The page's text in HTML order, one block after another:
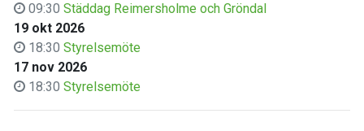
09:30 Städdag Reimersholme och Gröndal
19 okt 2026
18:30 Styrelsemöte
17 nov 2026
18:30 Styrelsemöte